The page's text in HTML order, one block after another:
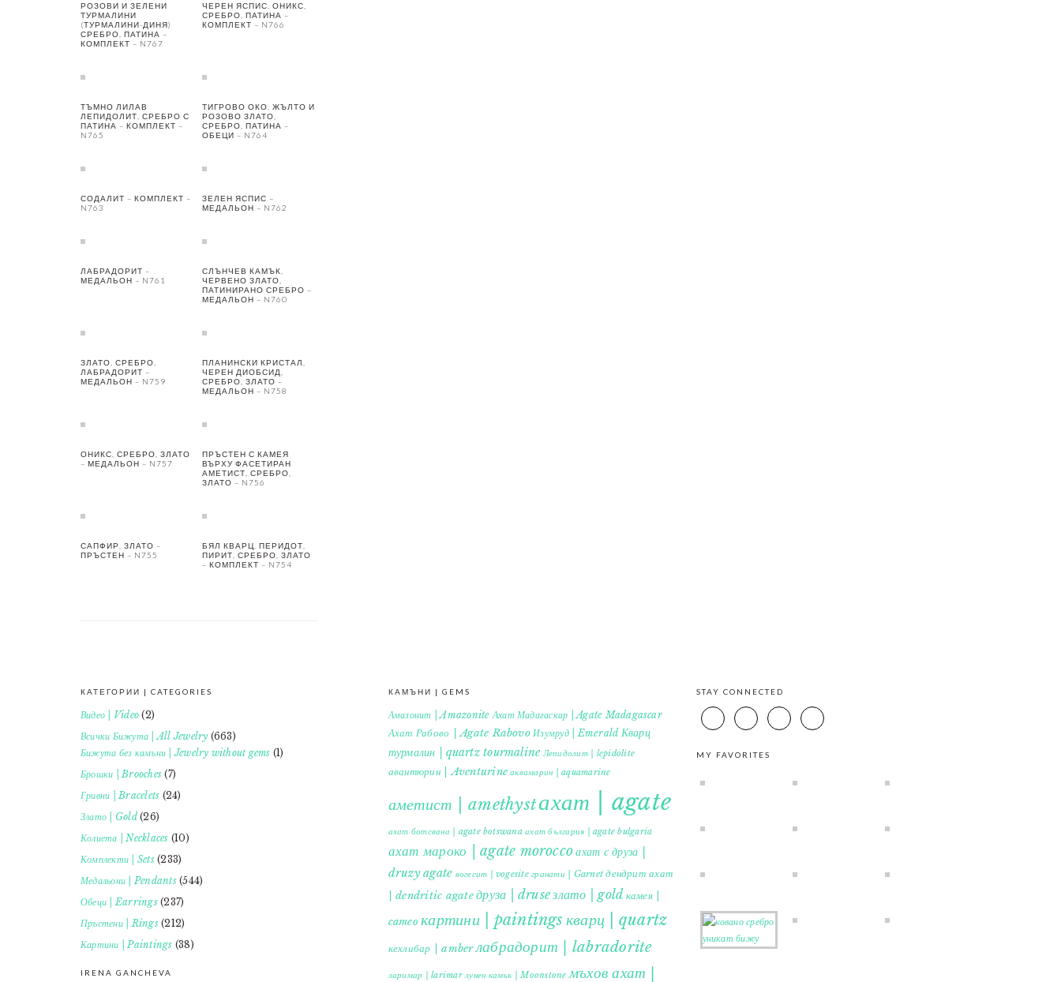
РОЗОВИ И ЗЕЛЕНИ
ТУРМАЛИНИ
(ТУРМАЛИНИ-ДИНЯ)
СРЕБРО, ПАТИНА –
КОМПЛЕКТ – N767
ЧЕРЕН ЯСПИС, ОНИКС,
СРЕБРО, ПАТИНА –
КОМПЛЕКТ – N766
ТЪМНО ЛИЛАВ
ЛЕПИДОЛИТ, СРЕБРО С
ПАТИНА – КОМПЛЕКТ –
N765
ТИГРОВО ОКО, ЖЪЛТО И
РОЗОВО ЗЛАТО,
СРЕБРО, ПАТИНА –
ОБЕЦИ – N764
СОДАЛИТ – КОМПЛЕКТ –
N763
ЗЕЛЕН ЯСПИС –
МЕДАЛЬОН – N762
ЛАБРАДОРИТ –
МЕДАЛЬОН – N761
СЛЪНЧЕВ КАМЪК,
ЧЕРВЕНО ЗЛАТО,
ПАТИНИРАНО СРЕБРО –
МЕДАЛЬОН – N760
ЗЛАТО, СРЕБРО,
ЛАБРАДОРИТ –
МЕДАЛЬОН – N759
ПЛАНИНСКИ КРИСТАЛ,
ЧЕРЕН ДИОБСИД,
СРЕБРО, ЗЛАТО –
МЕДАЛЬОН – N758
ОНИКС, СРЕБРО, ЗЛАТО
– МЕДАЛЬОН – N757
ПРЪСТЕН С КАМЕЯ
ВЪРХУ ФАСЕТИРАН
АМЕТИСТ, СРЕБРО,
ЗЛАТО – N756
САПФИР, ЗЛАТО –
ПРЪСТЕН – N755
БЯЛ КВАРЦ, ПЕРИДОТ,
ПИРИТ, СРЕБРО, ЗЛАТО
– КОМПЛЕКТ – N754
КАТЕГОРИИ | CATEGORIES
Видео | Video (2)
Всички Бижута | All Jewelry (663)
Бижута без камъни | Jewelry without gems (1)
Брошки | Brooches (7)
Гривни | Bracelets (24)
Злато | Gold(26)
Колиета | Necklaces (10)
Комплекти | Sets(233)
Медальони | Pendants(544)
Обеци | Earrings(237)
Пръстени | Rings(212)
Картини | Paintings (38)
IRENA GANCHEVA
КАМЪНИ | GEMS
Амазонит | Amazonite Ахат Мадагаскар | Agate Madagascar
Ахат Рабово | Agate Rabovo Изумруд | Emerald Кварц
турмалин | quartz tourmaline Лепидолит | lepidolite
авантюрин | Aventurine аквамарин | aquamarine
аметист | amethystахат | agate
ахат ботсвана | agate botswana ахат българия | agate bulgaria
ахат мароко | agate moroccoахат с друза |
druzy agate вогесит | vogesite гранати | Garnet дендрит ахат
| dendritic agateдруза | druseзлато | gold камея |
cameo картини | paintings кварц | quartz
кехлибар | amberлабрадорит | labradorite
ларимар | larimar лунен камък | Moonstone мъхов ахат |
STAY CONNECTED
MY FAVORITES